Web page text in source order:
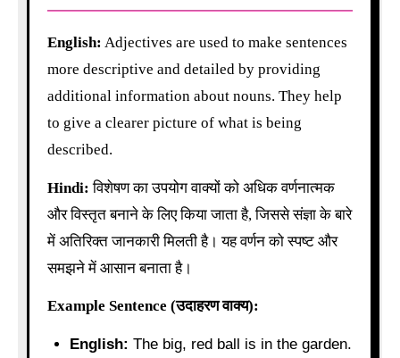
English: Adjectives are used to make sentences
more descriptive and detailed by providing
additional information about nouns. They help
to give a clearer picture of what is being
described.
Hindi: विशेषण का उपयोग वाक्यों को अधिक वर्णनात्मक
और विस्तृत बनाने के लिए किया जाता है, जिससे संज्ञा के बारे
में अतिरिक्त जानकारी मिलती है। यह वर्णन को स्पष्ट और
समझने में आसान बनाता है।
Example Sentence (उदाहरण वाक्य):
English: The big, red ball is in the garden.